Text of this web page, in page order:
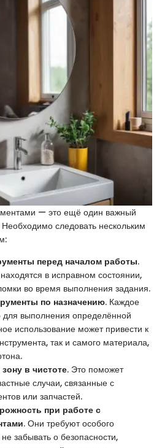
— это ещё один важный
следовать нескольким
перед началом работы.
в исправном состоянии,
во время выполнения задания.
по назначению. Каждое
для выполнения определённой
использование может привести к
так и самого материала,
в чистоте. Это поможет
случаи, связанные с
или запчастей.
при работе с
. Они требуют особого
забывать о безопасности,